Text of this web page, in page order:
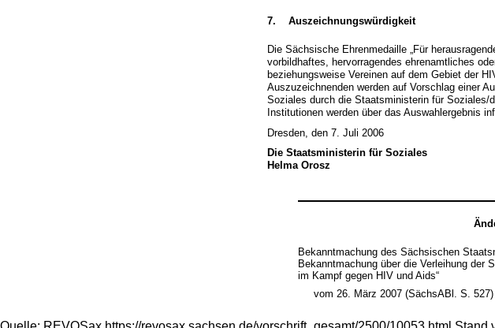
7. Auszeichnungswürdigkeit
Die Sächsische Ehrenmedaille „Für
vorbildhaftes, hervorragendes ehrenamtliches
beziehungsweise Vereinen auf dem Gebiet der
Auszuzeichnenden werden auf Vorschlag einer
Soziales durch die Staatsministerin für
Institutionen werden über das Auswahlergebnis
Dresden, den 7. Juli 2006
Die Staatsministerin für Soziales
Helma Orosz
Bekanntmachung des Sächsischen
Bekanntmachung über die Verleihung der
im Kampf gegen HIV und Aids“
vom 26. März 2007 (SächsABl. S. 527)